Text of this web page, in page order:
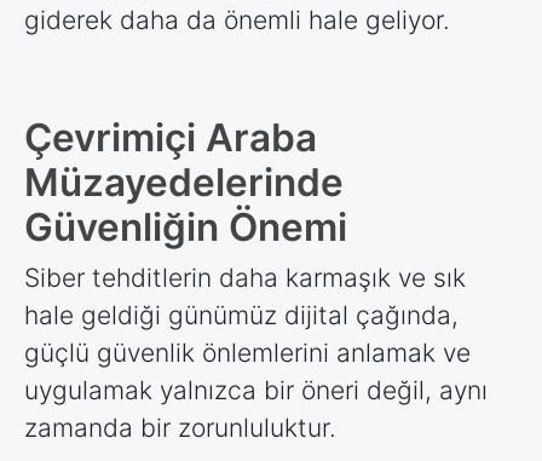
giderek daha da önemli hale geliyor.
Çevrimiçi Araba
Müzayedelerinde
Güvenliğin Önemi
Siber tehditlerin daha karmaşık ve sık
hale geldiği günümüz dijital çağında,
güçlü güvenlik önlemlerini anlamak ve
uygulamak yalnızca bir öneri değil, aynı
zamanda bir zorunluluktur.